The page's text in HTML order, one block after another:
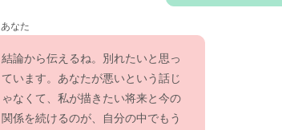
あなた
結論から伝えるね。別れたいと思っ
ています。あなたが悪いという話じ
ゃなくて、私が描きたい将来と今の
関係を続けるのが、自分の中でもう